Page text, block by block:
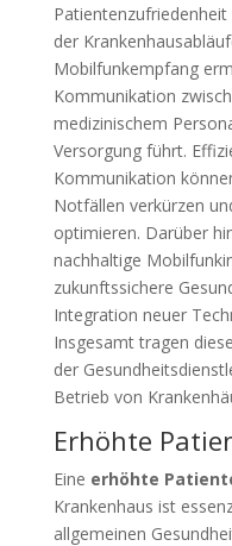
der
Mobilfunkempfang
Kommunikation
medizinischem
Versorgung führt.
Kommunikation
Notfällen verkürzen
optimieren. Darüber
nachhaltige
zukunftssichere
Integration neuer
Insgesamt tragen
der
Betrieb von
Erhöhte
Eine erhöhte
Krankenhaus ist
allgemeinen